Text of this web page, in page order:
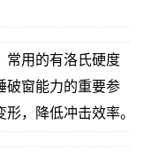
常用的有洛氏硬度
破窗能力的重要参
，降低冲击效率。